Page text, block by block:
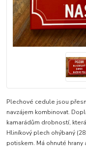
Plechové cedule jsou
navzájem kombinovat.
kamarádům drobností,
Hliníkový plech ohýbaný
potiskem. Má ohnuté hrany